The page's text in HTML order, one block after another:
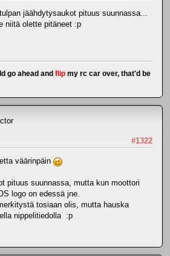
jäähdytysaukot pituus suunnassa...
niitä olette pitäneet :p
go ahead and flip my rc car over, that'd be
#1322
väärinpäin
pituus suunnassa, mutta kun moottori
logo on edessä jne.
tosiaan olis, mutta hauska
nippelitiedolla :p